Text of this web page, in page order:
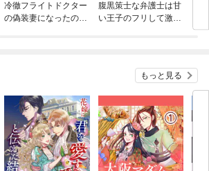
冷徹フライトドクター
の偽装妻になったの
腹黒策士な弁護士は甘
い王子のフリして激重
曹
き】
もっと見る